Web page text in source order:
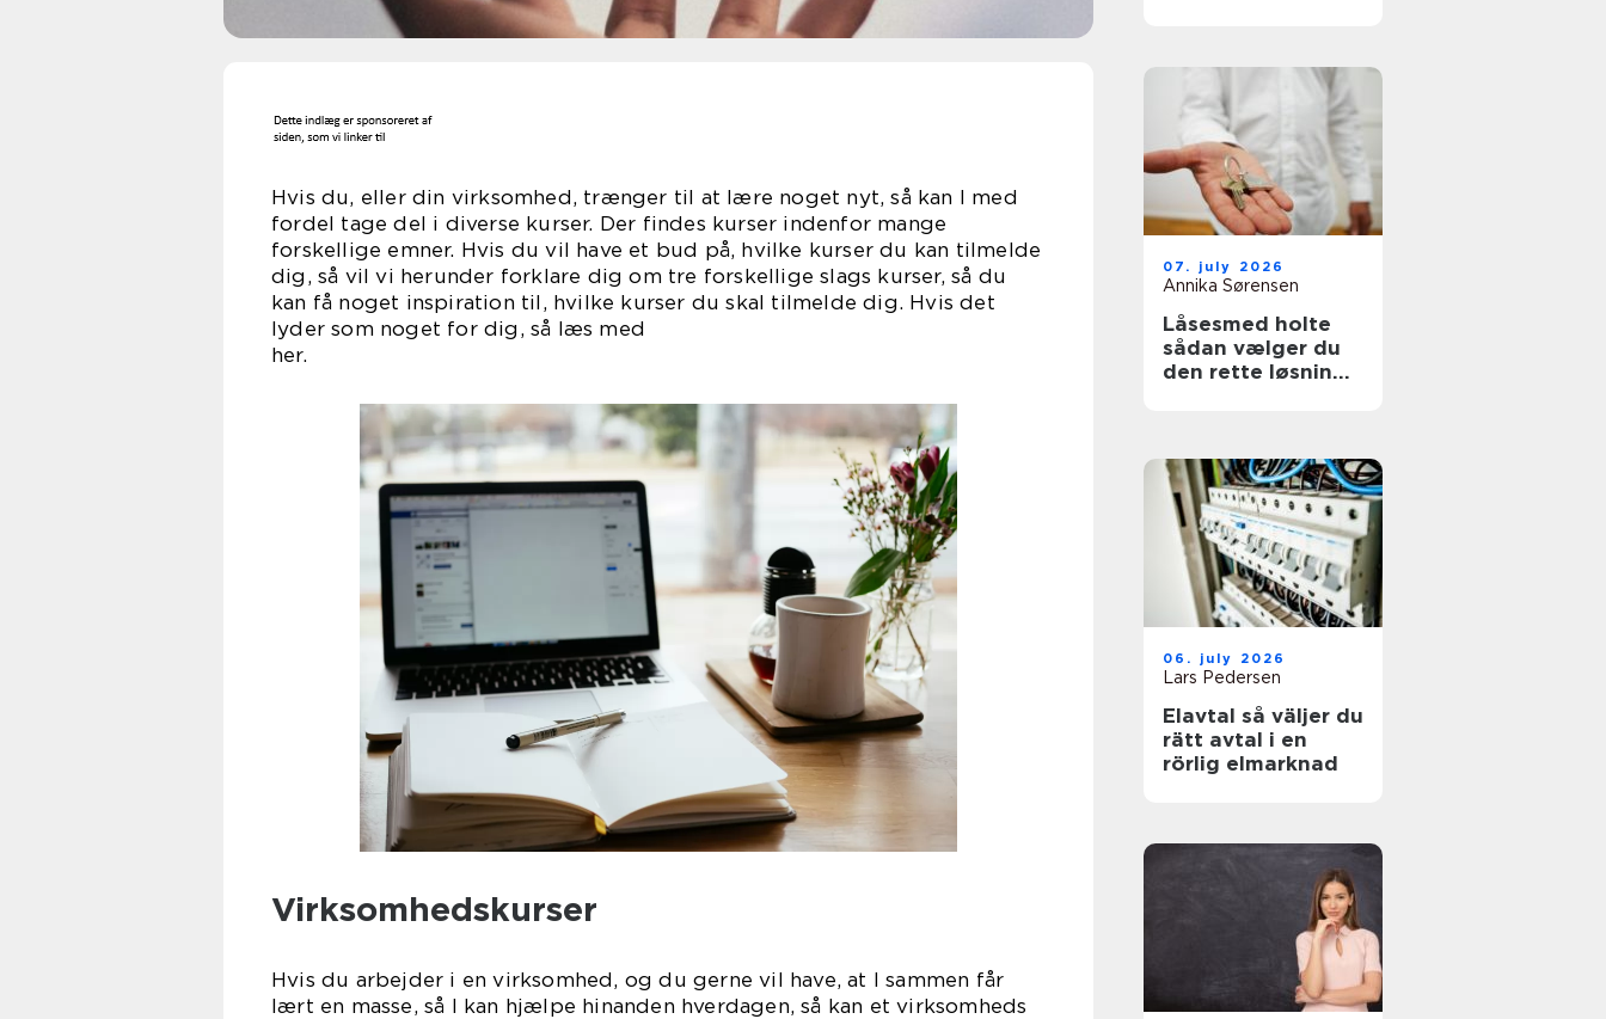
Hvis du, eller din virksomhed, trænger til at lære noget nyt, så kan I med
fordel tage del i diverse kurser. Der findes kurser indenfor mange
forskellige emner. Hvis du vil have et bud på, hvilke kurser du kan tilmelde
dig, så vil vi herunder forklare dig om tre forskellige slags kurser, så du
kan få noget inspiration til, hvilke kurser du skal tilmelde dig. Hvis det
lyder som noget for dig, så læs med
her.
Virksomhedskurser
Hvis du arbejder i en virksomhed, og du gerne vil have, at I sammen får
lært en masse, så I kan hjælpe hinanden hverdagen, så kan et virksomheds
07. july 2026
Annika Sørensen
Låsesmed holte
sådan vælger du
den rette løsning
06. july 2026
Lars Pedersen
Elavtal så väljer du
rätt avtal i en
rörlig elmarknad